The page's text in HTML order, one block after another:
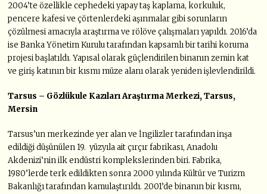
2004’te özellikle cephedeki yapay taş kaplama, korkuluk,
pencere kafesi ve çörtenlerdeki aşınmalar gibi sorunların
çözülmesi amacıyla araştırma ve rölöve çalışmaları yapıldı. 2016’da
ise Banka Yönetim Kurulu tarafından kapsamlı bir tarihi koruma
projesi başlatıldı. Yapısal olarak güçlendirilen binanın zemin kat
ve giriş katının bir kısmı müze alanı olarak yeniden işlevlendirildi.
Tarsus – Gözlükule Kazıları Araştırma Merkezi, Tarsus,
Mersin
Tarsus’un merkezinde yer alan ve İngilizler tarafından inşa
edildiği düşünülen 19. yüzyıla ait çırçır fabrikası, Anadolu
Akdenizi’nin ilk endüstri komplekslerinden biri. Fabrika,
1980’lerde terk edildikten sonra 2000 yılında Kültür ve Turizm
Bakanlığı tarafından kamulaştırıldı. 2001’de binanın bir kısmı,